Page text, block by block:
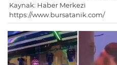
Kaynak: Haber Merkezi
https://www.bursatanik.com/